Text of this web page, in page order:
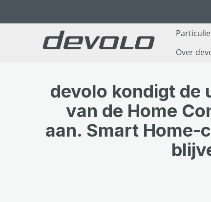
Over
devolo kondigt de
van de Home
aan. Smart Home-